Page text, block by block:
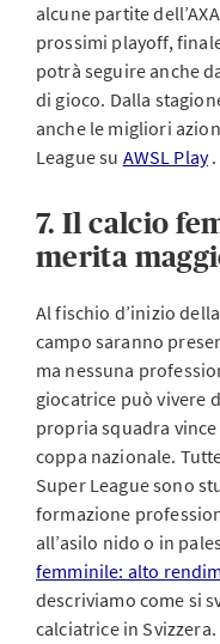
alcune partite
prossimi playoff,
potrà seguire anche
di gioco. Dalla
anche le migliori
League su AWSL Play.
7. Il calcio
merita
Al fischio d’inizio
campo saranno
ma nessuna
giocatrice può vivere
propria squadra
coppa nazionale.
Super League sono
formazione
all’asilo nido o in
femminile: alto
descriviamo come si
calciatrice in